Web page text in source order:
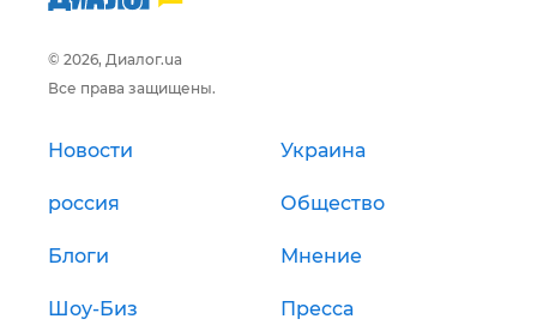
© 2026, Диалог.ua
Все права защищены.
Новости Украина
россия Общество
Блоги Мнение
Шоу-Биз Пресса